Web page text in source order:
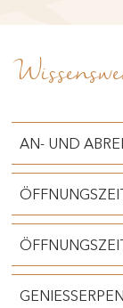
AN- UND